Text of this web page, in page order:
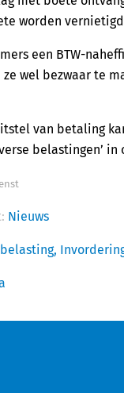
worden
een BTW-
wel bezwaar te
van betaling
belastingen’ in
Nieuws